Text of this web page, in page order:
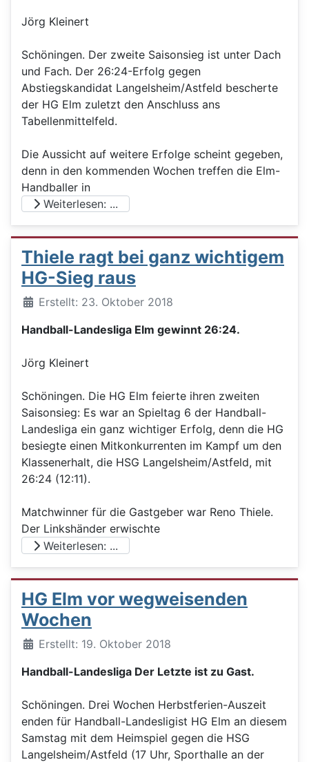
Jörg Kleinert
Schöningen. Der zweite Saisonsieg ist unter Dach
und Fach. Der 26:24-Erfolg gegen
Abstiegskandidat Langelsheim/Astfeld bescherte
der HG Elm zuletzt den Anschluss ans
Tabellenmittelfeld.
Die Aussicht auf weitere Erfolge scheint gegeben,
denn in den kommenden Wochen treffen die Elm-
Handballer in
Weiterlesen: ...
Thiele ragt bei ganz wichtigem
HG-Sieg raus
DetailsErstellt: 23. Oktober 2018
Handball-Landesliga Elm gewinnt 26:24.
Jörg Kleinert
Schöningen. Die HG Elm feierte ihren zweiten
Saisonsieg: Es war an Spieltag 6 der Handball-
Landesliga ein ganz wichtiger Erfolg, denn die HG
besiegte einen Mitkonkurrenten im Kampf um den
Klassenerhalt, die HSG Langelsheim/Astfeld, mit
26:24 (12:11).
Matchwinner für die Gastgeber war Reno Thiele.
Der Linkshänder erwischte
Weiterlesen: ...
HG Elm vor wegweisenden
Wochen
DetailsErstellt: 19. Oktober 2018
Handball-Landesliga Der Letzte ist zu Gast.
Schöningen. Drei Wochen Herbstferien-Auszeit
enden für Handball-Landesligist HG Elm an diesem
Samstag mit dem Heimspiel gegen die HSG
Langelsheim/Astfeld (17 Uhr, Sporthalle an der